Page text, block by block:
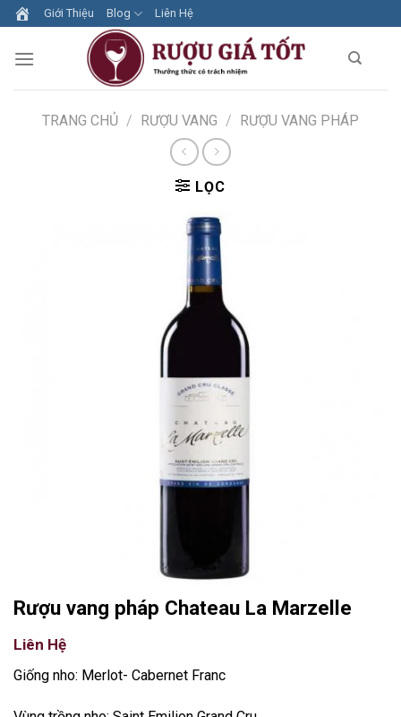
Skip
to
content
Giới Thiệu Blog Liên Hệ
TRANG CHỦ / RƯỢU VANG / RƯỢU VANG PHÁP
LỌC
Rượu vang pháp Chateau La Marzelle
Liên Hệ
Giống nho: Merlot- Cabernet Franc